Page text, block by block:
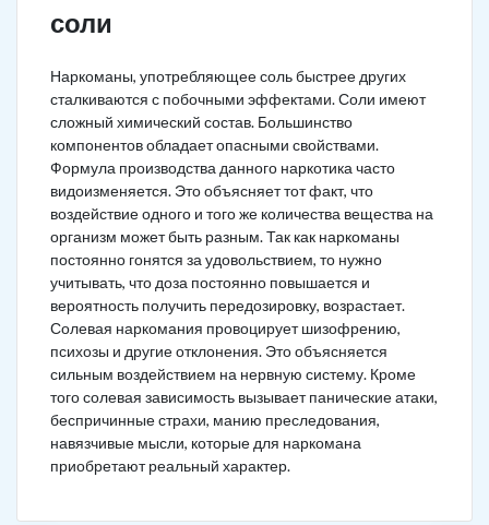
соли
Наркоманы, употребляющее соль быстрее других
сталкиваются с побочными эффектами. Соли имеют
сложный химический состав. Большинство
компонентов обладает опасными свойствами.
Формула производства данного наркотика часто
видоизменяется. Это объясняет тот факт, что
воздействие одного и того же количества вещества на
организм может быть разным. Так как наркоманы
постоянно гонятся за удовольствием, то нужно
учитывать, что доза постоянно повышается и
вероятность получить передозировку, возрастает.
Солевая наркомания провоцирует шизофрению,
психозы и другие отклонения. Это объясняется
сильным воздействием на нервную систему. Кроме
того солевая зависимость вызывает панические атаки,
беспричинные страхи, манию преследования,
навязчивые мысли, которые для наркомана
приобретают реальный характер.